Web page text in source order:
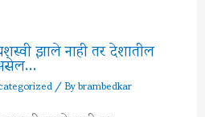
झाले नाही तर देशातील
/ Bybrambedkar